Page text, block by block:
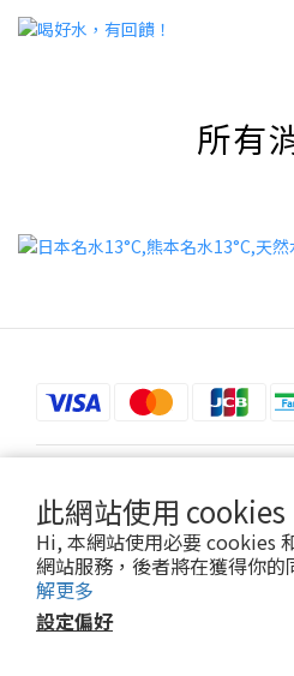
此網站使用 cookies
Hi, 本網站使用必要 cookies
網站服務，後者將在獲得你的
解更多
設定偏好
所有
TWD